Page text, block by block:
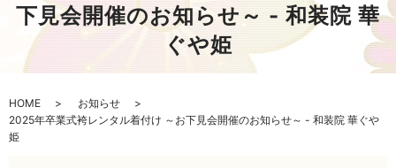
下見会開催のお知らせ～ - 和装院 華
ぐや姫
HOME
お知らせ
2025年卒業式袴レンタル着付け ～お下見会開催のお知らせ～ - 和装院 華ぐや
姫